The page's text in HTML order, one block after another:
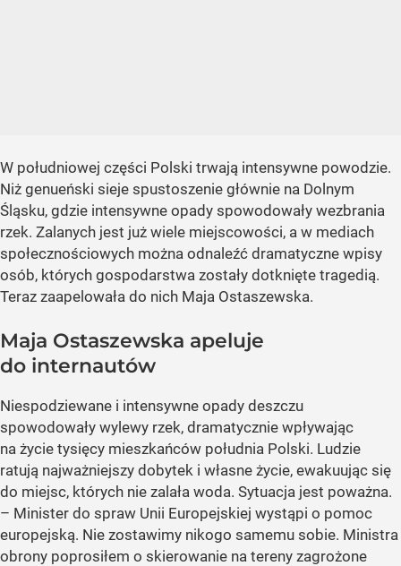
W południowej części Polski trwają intensywne powodzie.
Niż genueński sieje spustoszenie głównie na Dolnym
Śląsku, gdzie intensywne opady spowodowały wezbrania
rzek. Zalanych jest już wiele miejscowości, a w mediach
społecznościowych można odnaleźć dramatyczne wpisy
osób, których gospodarstwa zostały dotknięte tragedią.
Teraz zaapelowała do nich Maja Ostaszewska.
Maja Ostaszewska apeluje
do internautów
Niespodziewane i intensywne opady deszczu
spowodowały wylewy rzek, dramatycznie wpływając
na życie tysięcy mieszkańców południa Polski. Ludzie
ratują najważniejszy dobytek i własne życie, ewakuując się
do miejsc, których nie zalała woda. Sytuacja jest poważna.
– Minister do spraw Unii Europejskiej wystąpi o pomoc
europejską. Nie zostawimy nikogo samemu sobie. Ministra
obrony poprosiłem o skierowanie na tereny zagrożone